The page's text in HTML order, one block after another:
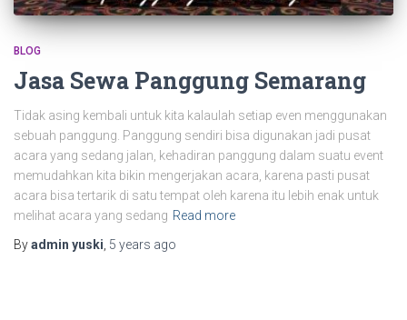
BLOG
Jasa Sewa Panggung Semarang
Tidak asing kembali untuk kita kalaulah setiap even menggunakan
sebuah panggung. Panggung sendiri bisa digunakan jadi pusat
acara yang sedang jalan, kehadiran panggung dalam suatu event
memudahkan kita bikin mengerjakan acara, karena pasti pusat
acara bisa tertarik di satu tempat oleh karena itu lebih enak untuk
melihat acara yang sedang Read more
Byadmin yuski 5 years ago